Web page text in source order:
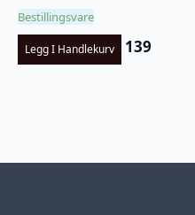
Bestillingsvare
Legg I Handlekurv 139